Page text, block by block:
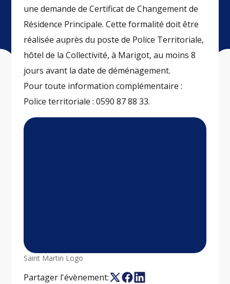
une demande de Certificat de Changement de
Résidence Principale. Cette formalité doit être
réalisée auprès du poste de Police Territoriale,
hôtel de la Collectivité, à Marigot, au moins 8
jours avant la date de déménagement.
Pour toute information complémentaire :
Police territoriale : 0590 87 88 33.
Saint Martin Logo
Partager l'évènement: